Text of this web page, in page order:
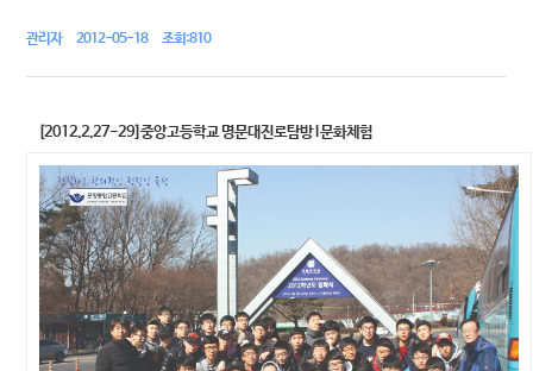
관리자 2012-05-18 조회:810
[2012.2.27-29]중앙고등학교 명문대진로탐방 l 문화체험